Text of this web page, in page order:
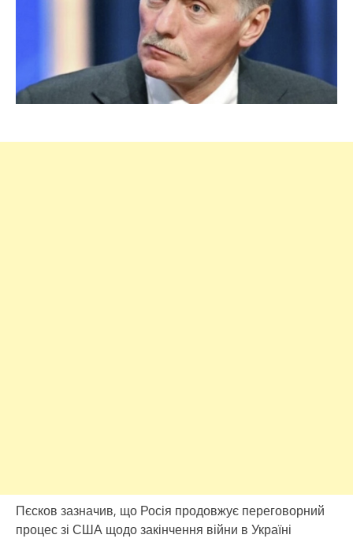
Пєсков зазначив, що Росія продовжує переговорний
процес зі США щодо закінчення війни в Україні